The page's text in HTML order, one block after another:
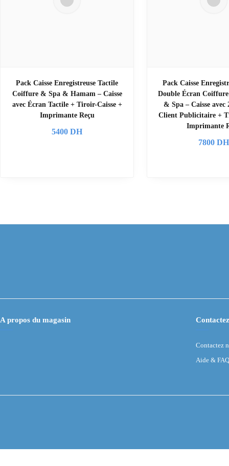
Pack Caisse Enregistreuse Tactile
Coiffure & Spa & Hamam – Caisse
avec Écran Tactile + Tiroir-Caisse +
Imprimante Reçu
5400 DH
Pack Caisse
Double Écran
& Spa – Caisse avec
Client Publicitaire +
Imprimante
7800 DH
A propos du magasin
Contactez
Aide & FAQ